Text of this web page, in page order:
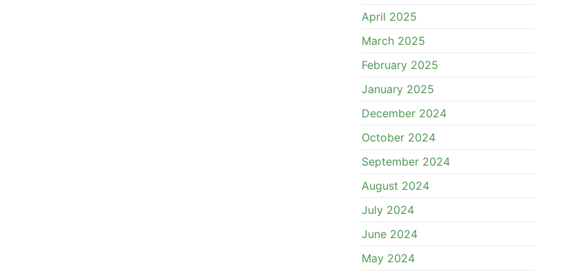
April 2025
March 2025
February 2025
January 2025
December 2024
October 2024
September 2024
August 2024
July 2024
June 2024
May 2024